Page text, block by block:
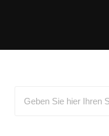
Microsoft 365 Support